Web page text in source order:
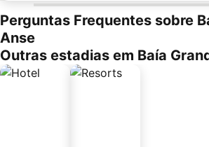
Perguntas Frequentes sobre
Anse
Outras estadias em Baía